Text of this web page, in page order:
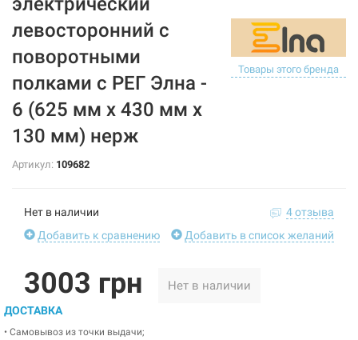
левосторонний с
поворотными
полками с РЕГ Элна -
6 (625 мм х 430 мм х
130 мм) нерж
Товары этого бренда
Артикул: 109682
Нет в наличии
4 отзыва
Добавить к сравнению
Добавить в список желаний
3003 грн Нет в наличии
ДОСТАВКА
• Самовывоз из точки выдачи;